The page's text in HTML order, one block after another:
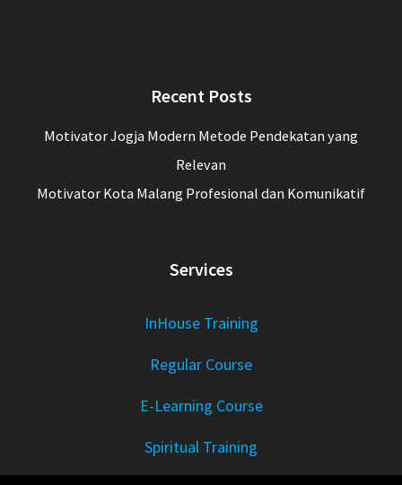
Recent Posts
Motivator Jogja Modern Metode Pendekatan yang
Relevan
Motivator Kota Malang Profesional dan Komunikatif
Services
InHouse Training
Regular Course
E-Learning Course
Spiritual Training